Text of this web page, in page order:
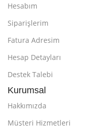
Hesabım
Siparişlerim
Fatura Adresim
Hesap Detayları
Destek Talebi
Kurumsal
Hakkımızda
Müşteri Hizmetleri